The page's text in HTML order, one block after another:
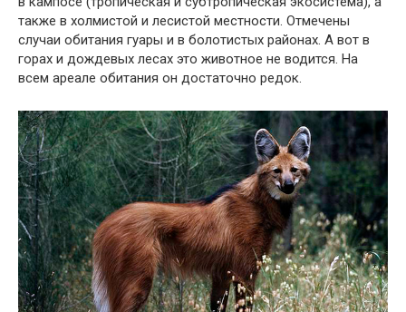
также в холмистой и лесистой местности. Отмечены
случаи обитания гуары и в болотистых районах. А вот в
горах и дождевых лесах это животное не водится. На
всем ареале обитания он достаточно редок.